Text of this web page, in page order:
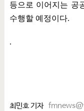
등으로 이어지는 공
수행할 예정이다.
.
최민호 기자